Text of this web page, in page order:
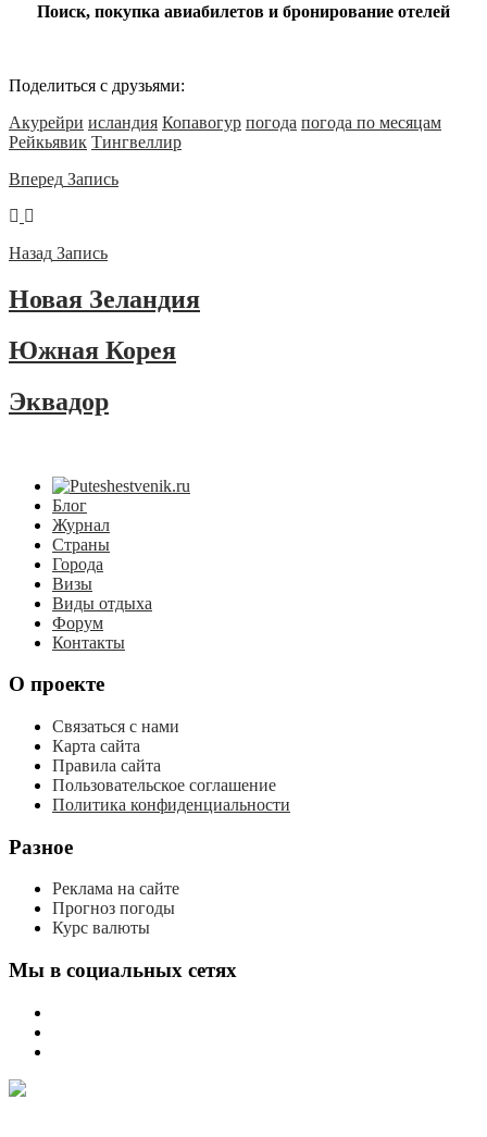
Поиск, покупка авиабилетов и бронирование отелей
Поделиться с друзьями:
Акурейри исландия Копавогур погода погода по месяцам
Рейкьявик Тингвеллир
Вперед Запись
Назад Запись
Новая Зеландия
Южная Корея
Эквадор
Блог
Журнал
Страны
Города
Визы
Виды отдыха
Форум
Контакты
О проекте
Связаться с нами
Карта сайта
Правила сайта
Пользовательское соглашение
Политика конфиденциальности
Разное
Реклама на сайте
Прогноз погоды
Курс валюты
Мы в социальных сетях